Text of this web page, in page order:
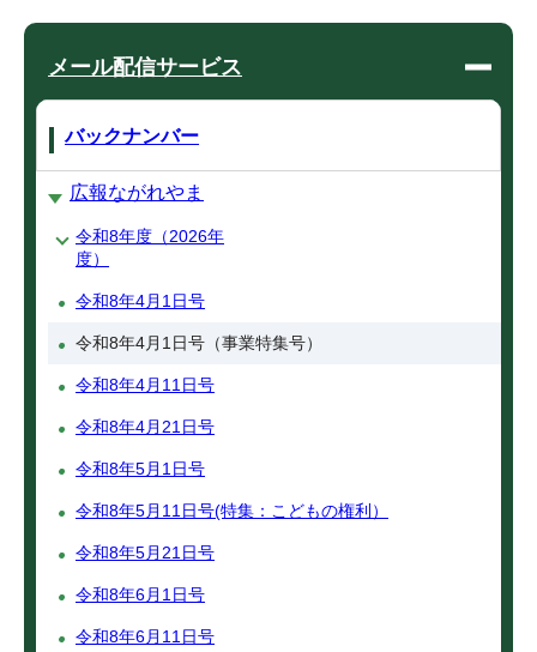
メール配信サービス
バックナンバー
広報ながれやま
令和8年度（2026年
度）
令和8年4月1日号
令和8年4月1日号（事業特集号）
令和8年4月11日号
令和8年4月21日号
令和8年5月1日号
令和8年5月11日号(特集：こどもの権利）
令和8年5月21日号
令和8年6月1日号
令和8年6月11日号